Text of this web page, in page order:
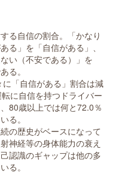
る自信の割合。「かなり
る」を「自信がある」、
い（不安である）」を
る。
「自信がある」割合は減
に自信を持つドライバー
80歳以上では何と72.0％
る。
の歴史がベースになって
神経等の身体能力の衰え
認識のギャップは他の多
る。